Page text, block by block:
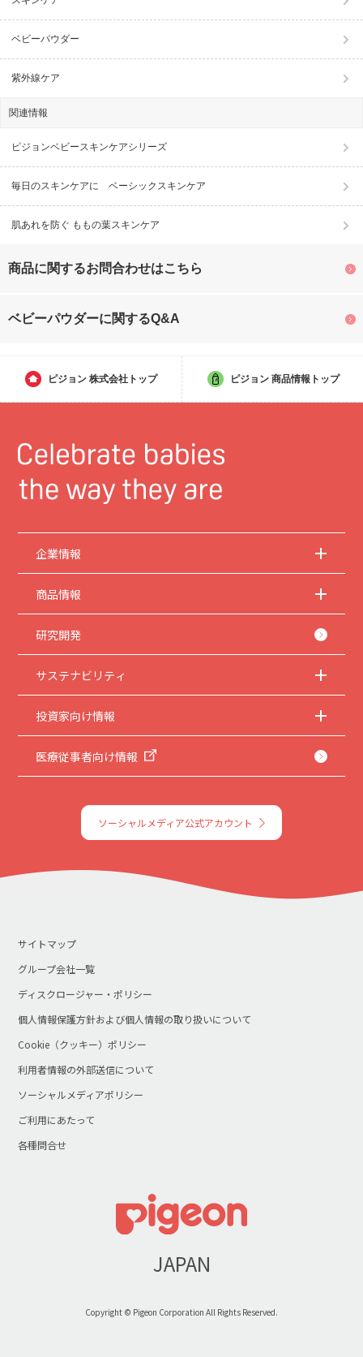
ベビーパウダー
紫外線ケア
関連情報
ピジョンベビースキンケアシリーズ
毎日のスキンケアに ベーシックスキンケア
肌あれを防ぐ ももの葉スキンケア
商品に関するお問合わせはこちら
ベビーパウダーに関するQ&A
ピジョン 株式会社トップ ピジョン 商品情報トップ
企業情報
商品情報
研究開発
サステナビリティ
投資家向け情報
医療従事者向け情報
ソーシャルメディア公式アカウント
サイトマップ
グループ会社一覧
ディスクロージャー・ポリシー
個人情報保護方針および個人情報の取り扱いについて
Cookie（クッキー）ポリシー
利用者情報の外部送信について
ソーシャルメディアポリシー
ご利用にあたって
各種問合せ
JAPAN
Copyright © Pigeon Corporation All Rights Reserved.